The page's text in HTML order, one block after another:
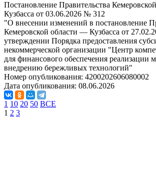
Постановление Правительства
Кузбасса от 03.06.2026 № 312
"О внесении изменений в постановление
Кемеровской области — Кузбасса от
утверждении Порядка предоставления
некоммерческой организации "Центр
для финансового обеспечения реализации
внедрению бережливых технологий"
Номер опубликования: 4200202606080002
Дата опубликования: 08.06.2026
1 10 20 50 ВСЕ
1 2 3